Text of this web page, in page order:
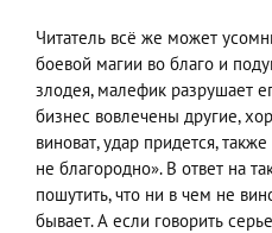
Читатель всё же может
боевой магии во благо и
злодея, малефик разрушает
бизнес вовлечены другие,
виноват, удар придется,
не благородно». В ответ на
пошутить, что ни в чем не
бывает. А если говорить